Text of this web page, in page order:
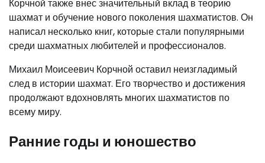
Корчной также внес значительный вклад в теорию
шахмат и обучение нового поколения шахматистов. Он
написал несколько книг, которые стали популярными
среди шахматных любителей и профессионалов.
Михаил Моисеевич Корчной оставил неизгладимый
след в истории шахмат. Его творчество и достижения
продолжают вдохновлять многих шахматистов по
всему миру.
Ранние годы и юношество